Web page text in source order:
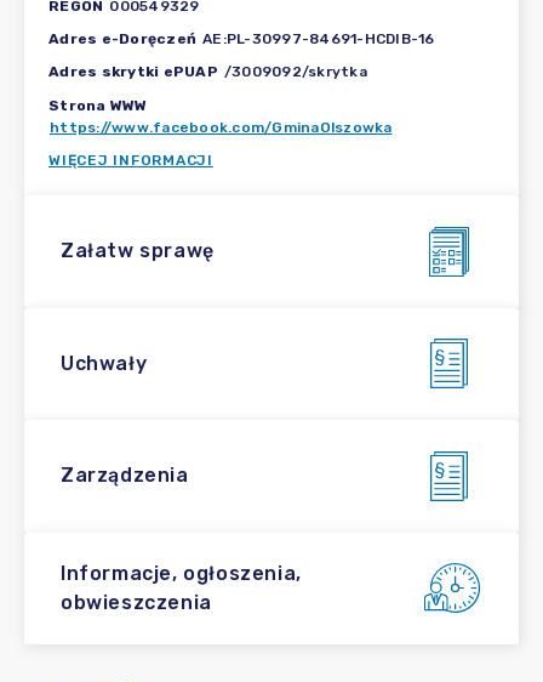
REGON 000549329
Adres e-Doręczeń AE:PL-30997-84691-HCDIB-16
Adres skrytki ePUAP /3009092/skrytka
Strona WWW
https://www.facebook.com/GminaOlszowka
WIĘCEJ INFORMACJI
Załatw sprawę
Uchwały
Zarządzenia
Informacje, ogłoszenia,
obwieszczenia